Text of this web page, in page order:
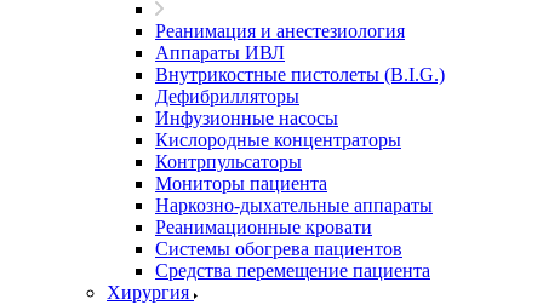
Реанимация и анестезиология
Аппараты ИВЛ
Внутрикостные пистолеты (B.I.G.)
Дефибрилляторы
Инфузионные насосы
Кислородные концентраторы
Контрпульсаторы
Мониторы пациента
Наркозно-дыхательные аппараты
Реанимационные кровати
Системы обогрева пациентов
Средства перемещение пациента
Хирургия